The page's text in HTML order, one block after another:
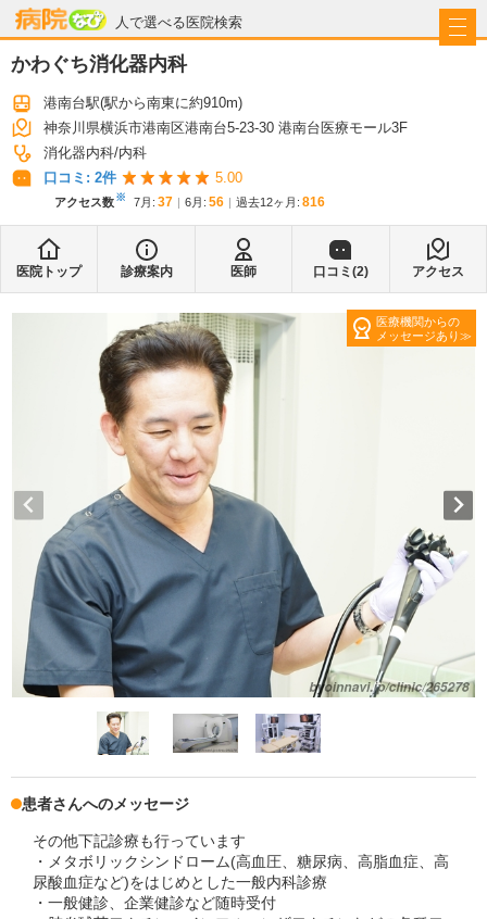
人で選べる医院検索
病院なび
かわぐち消化器内科
港南台駅(駅から南東に約910m)
神奈川県横浜市港南区港南台5-23-30 港南台医療モール3F
消化器内科 内科
口コミ: 2件 5.00
アクセス数※ 7月 : 37 6月 : 56 過去12ヶ月: 816
医院トップ 診療案内 医師 口コミ(2) アクセス
医療機関からの
メッセージあり
患者さんへのメッセージ
その他下記診療も行っています
・メタボリックシンドローム(高血圧、糖尿病、高脂血症、高
尿酸血症など)をはじめとした一般内科診療
・一般健診、企業健診など随時受付